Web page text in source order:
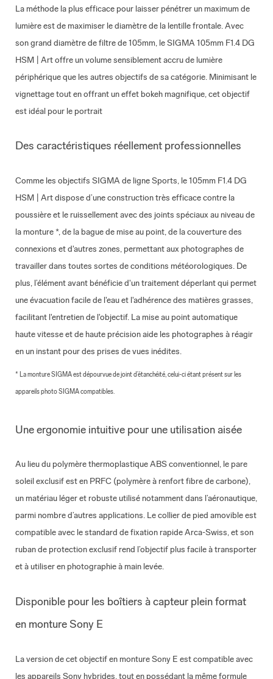
La méthode la plus efficace pour laisser pénétrer un maximum de
lumière est de maximiser le diamètre de la lentille frontale. Avec
son grand diamètre de filtre de 105mm, le SIGMA 105mm F1.4 DG
HSM | Art offre un volume sensiblement accru de lumière
périphérique que les autres objectifs de sa catégorie. Minimisant le
vignettage tout en offrant un effet bokeh magnifique, cet objectif
est idéal pour le portrait
Des caractéristiques réellement professionnelles
Comme les objectifs SIGMA de ligne Sports, le 105mm F1.4 DG
HSM | Art dispose d’une construction très efficace contre la
poussière et le ruissellement avec des joints spéciaux au niveau de
la monture *, de la bague de mise au point, de la couverture des
connexions et d'autres zones, permettant aux photographes de
travailler dans toutes sortes de conditions météorologiques. De
plus, l’élément avant bénéficie d'un traitement déperlant qui permet
une évacuation facile de l'eau et l'adhérence des matières grasses,
facilitant l'entretien de l'objectif. La mise au point automatique
haute vitesse et de haute précision aide les photographes à réagir
en un instant pour des prises de vues inédites.
* La monture SIGMA est dépourvue de joint d’étanchéité, celui-ci étant présent sur les
appareils photo SIGMA compatibles.
Une ergonomie intuitive pour une utilisation aisée
Au lieu du polymère thermoplastique ABS conventionnel, le pare
soleil exclusif est en PRFC (polymère à renfort fibre de carbone),
un matériau léger et robuste utilisé notamment dans l’aéronautique,
parmi nombre d’autres applications. Le collier de pied amovible est
compatible avec le standard de fixation rapide Arca-Swiss, et son
ruban de protection exclusif rend l’objectif plus facile à transporter
et à utiliser en photographie à main levée.
Disponible pour les boîtiers à capteur plein format
en monture Sony E
La version de cet objectif en monture Sony E est compatible avec
les appareils Sony hybrides, tout en possédant la même formule